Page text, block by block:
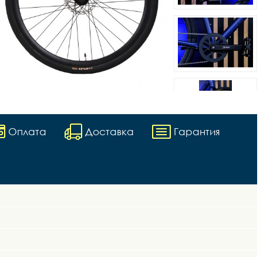
Оплата Доставка Гарантия